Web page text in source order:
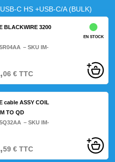
C HS +USB-C/A (BULK)
BLACKWIRE 3200
– SKU IM-
EN STOCK
06€TTC
cable ASSY COIL
TO QD
– SKU IM-
59€TTC